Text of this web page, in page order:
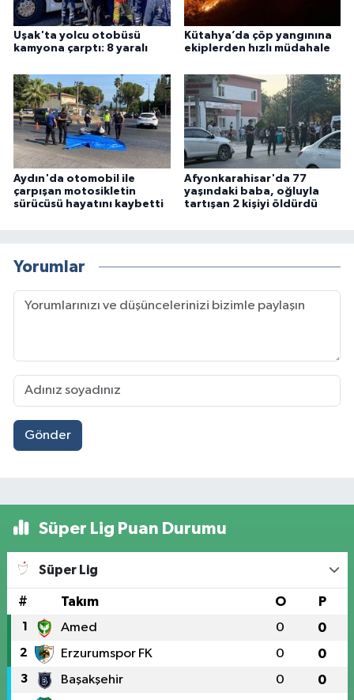
Uşak'ta yolcu otobüsü
kamyona çarptı: 8 yaralı
Kütahya’da çöp yangınına
ekiplerden hızlı müdahale
Aydın'da otomobil ile
çarpışan motosikletin
sürücüsü hayatını kaybetti
Afyonkarahisar'da 77
yaşındaki baba, oğluyla
tartışan 2 kişiyi öldürdü
Yorumlar
Gönder
Süper Lig Puan Durumu
Süper Lig
# Takım O P
1 Amed 0 0
2 Erzurumspor FK 0 0
3 Başakşehir 0 0